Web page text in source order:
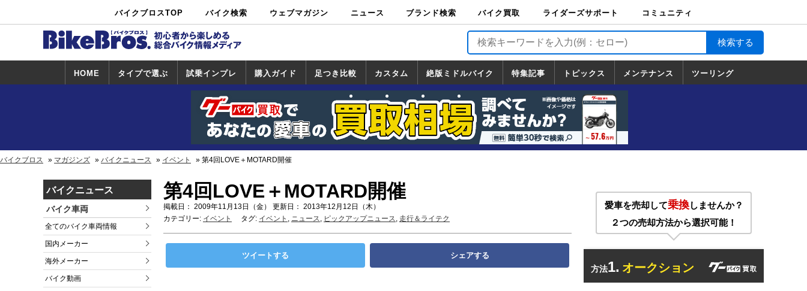
バイクブロスTOP バイク検索
中古バイ
ク・新車検
カタログ検
索
ショップ検
索
ウェブマガジン ニュース ブランド検索 バイク買取
バイク買取
ライダーズサポート
ライダーズサポート
TOP
バイク輸送
バイクガレージライ
フ
バイク車両保険
ロードサービス
バイク試乗
コミュニティ
HOME タイプで選ぶ 試乗インプレ
試乗インプレ
一覧
ホンダ
ヤマハ
スズキ
カワサキ
ハーレー
BMW
トライアンフ
ドゥカティ
購入ガイド
一覧
足つき比較 カスタム
カスタム
一覧
ホンダ
ヤマハ
スズキ
カワサキ
絶版ミドルバイク
絶版ミドルバイク
一覧
ホンダ
ヤマハ
スズキ
カワサキ
特集記事 トピックス
トピックス
一覧
ホンダ
ヤマハ
スズキ
カワサキ
ハーレーダ
ビッドソン
BMW
ドゥカティ
トライアン
フ
メンテナンス ツーリング
道の駅調査隊
ツーリング情報局
日本の道50選
国道めぐり
林道ツーリング
バイクブロス マガジンズ バイクニュース イベント 第4回LOVE＋MOTARD開催
バイクニュース
バイク車両
全てのバイク車両情報
国内メーカー
海外メーカー
バイク動画
第4回LOVE＋MOTARD開催
掲載日： 2009年11月13日（金） 更新日： 2013年12月12日（木）
カテゴリー: イベント タグ: イベント , ニュース, ピックアップニュース, 走行＆ライテク
ツイートする シェアする
愛車を売却して乗換しませんか？
２つの売却方法から選択可能！
方法1. オークション